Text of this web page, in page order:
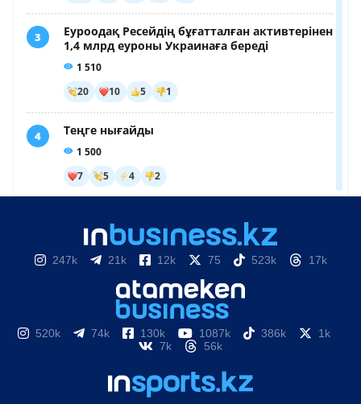
247k 21k 12k 75 523k 17k
520k 74k 130k 1087k 386k
1k
7k
56k